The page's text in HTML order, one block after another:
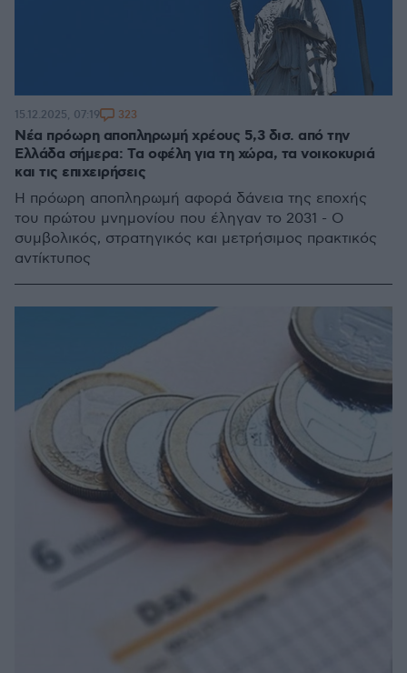
Νέα πρόωρη αποπληρωμή χρέους 5,3 δισ. από την
Ελλάδα σήμερα: Tα οφέλη για τη χώρα, τα νοικοκυριά
και τις επιχειρήσεις
Η πρόωρη αποπληρωμή αφορά δάνεια της εποχής
του πρώτου μνημονίου που έληγαν το 2031 - Ο
συμβολικός, στρατηγικός και μετρήσιμος πρακτικός
αντίκτυπος
15.12.2025, 07:19 323